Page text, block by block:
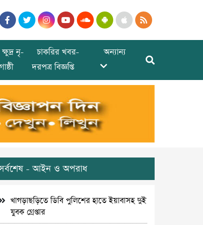
ক্ষুদ্র নৃ-
চাকরির খবর-
দরপত্র বিজ্ঞপ্তি
অন্যান্য
- আইন ও অপরাধ
খাগড়াছড়িতে ডিবি পুলিশের হাতে ইয়াবাসহ দুই
যুবক গ্রেপ্তার